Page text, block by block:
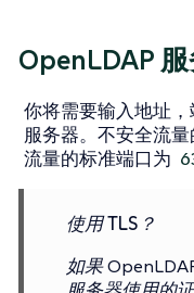
OpenLDAP
你将需要输入地址
服务器。不安全流
流量的标准端口为
使用 TLS？
如果